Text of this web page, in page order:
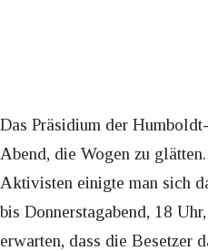
Das Präsidium der
Abend, die Wogen zu
Aktivisten einigte man sich
bis Donnerstagabend, 18
erwarten, dass die Besetzer